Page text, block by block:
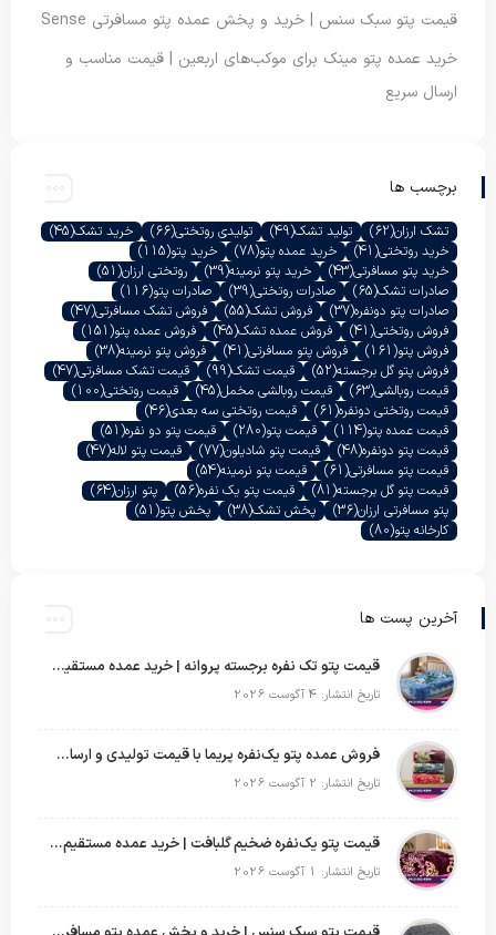
قیمت پتو سبک سنس | خرید و پخش عمده پتو مسافرتی Sense
خرید عمده پتو مینک برای موکب‌های اربعین | قیمت مناسب و
ارسال سریع
برچسب ها
تشک ارزان(62) تولید تشک(49) تولیدی روتختی(66) خرید تشک(45)
خرید روتختی(41) خرید عمده پتو(78) خرید پتو(115)
خرید پتو مسافرتی(43) خرید پتو نرمینه(39) روتختی ارزان(51)
صادرات تشک(65) صادرات روتختی(39) صادرات پتو(116)
صادرات پتو دونفره(37) فروش تشک(55) فروش تشک مسافرتی(47)
فروش روتختی(41) فروش عمده تشک(45) فروش عمده پتو(151)
فروش پتو(161) فروش پتو مسافرتی(41) فروش پتو نرمینه(38)
فروش پتو گل برجسته(52) قیمت تشک(99) قیمت تشک مسافرتی(47)
قیمت روبالشی(63) قیمت روبالشی مخمل(45) قیمت روتختی(100)
قیمت روتختی دونفره(61) قیمت روتختی سه بعدی(46)
قیمت عمده پتو(114) قیمت پتو(280) قیمت پتو دو نفره(51)
قیمت پتو دونفره(48) قیمت پتو شادیلون(77) قیمت پتو لاله(47)
قیمت پتو مسافرتی(61) قیمت پتو نرمینه(54)
قیمت پتو گل برجسته(81) قیمت پتو یک نفره(56) پتو ارزان(64)
پتو مسافرتی ارزان(36) پخش تشک(38) پخش پتو(51)
کارخانه پتو(80)
آخرین پست ها
قیمت پتو تک نفره برجسته پروانه | خرید عمده مستقیم با بهترین قیمت بازار
تاریخ انتشار: 4 آگوست 2026
فروش عمده پتو یک‌نفره پریما با قیمت تولیدی و ارسال به سراسر کشور
تاریخ انتشار: 2 آگوست 2026
قیمت پتو یک‌نفره ضخیم گلبافت | خرید عمده مستقیم با بهترین قیمت
تاریخ انتشار: 1 آگوست 2026